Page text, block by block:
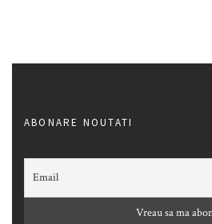
ABONARE NOUTATI